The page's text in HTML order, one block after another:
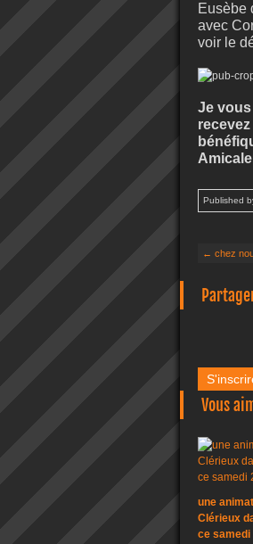
Eusèbe
avec
voir le
Je
Published
← chez
Vous
une
Clérieux
ce samedi